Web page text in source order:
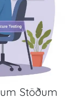
Stöðum